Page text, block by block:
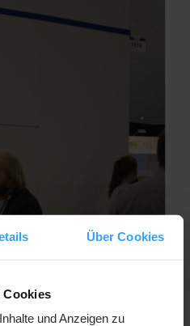
Über Cookies
Cookies
und Anzeigen zu